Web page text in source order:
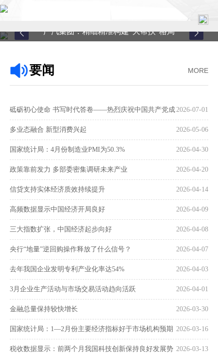
关于中心
县域服务
案例中心
联系我们
在线留言
广汽集团：精细精准构建“大帮扶”格局
MORE
要闻
2026-07-01
砥砺初心使命 书写时代答卷——热烈庆祝中国共产党成
立105周年 2026-05-06
多业态融合 新型消费兴起
2026-04-30
国家统计局：4月份制造业PMI为50.3%
2026-04-20
政策靠前发力 多部委密集调研未来产业
2026-04-14
信贷支持实体经济质效持续提升
2026-04-09
高频数据显示中国经济开局良好
2026-04-08
三大指数扩张，中国经济起步向好
2026-04-07
央行“地量”逆回购操作释放了什么信号？
2026-04-03
去年我国企业发明专利产业化率达54%
2026-04-01
3月企业生产活动与市场交易活动趋向活跃
2026-03-30
金融总量保持较快增长
2026-03-16
国家统计局：1—2月份主要经济指标好于市场机构预期
2026-03-13
税收数据显示：前两个月我国科技创新保持良好发展势